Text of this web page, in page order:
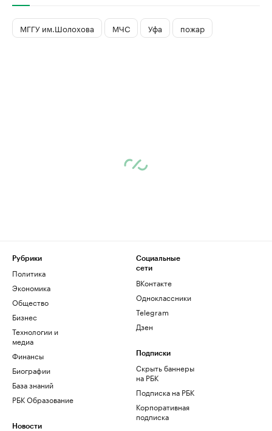
МГГУ им.Шолохова МЧС Уфа пожар
Рубрики
Политика
Экономика
Общество
Бизнес
Технологии и
медиа
Финансы
Биографии
База знаний
РБК Образование
Новости
Социальные
сети
ВКонтакте
Одноклассники
Telegram
Дзен
Подписки
Скрыть баннеры
на РБК
Подписка на РБК
Корпоративная
подписка